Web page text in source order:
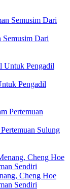
Semusim Dari
Pengadil
Sulung
Cheng Hoe
Sendiri